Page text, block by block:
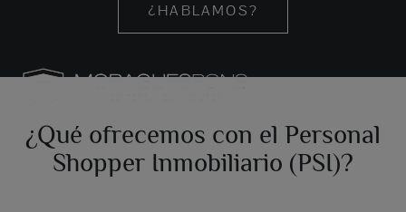
¿HABLAMOS?
¿Qué ofrecemos con el Personal
Shopper Inmobiliario (PSI)?